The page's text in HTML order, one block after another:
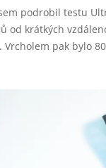
podrobil testu
od krátkých
Vrcholem pak bylo